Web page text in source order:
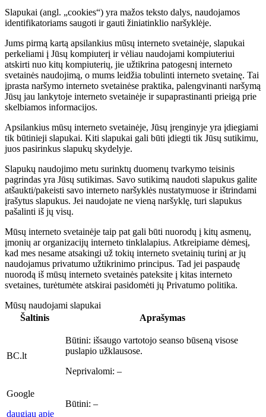
Slapukai (angl. „cookies“) yra mažos teksto dalys, naudojamos
identifikatoriams saugoti ir gauti žiniatinklio naršyklėje.
Jums pirmą kartą apsilankius mūsų interneto svetainėje, slapukai
perkeliami į Jūsų kompiuterį ir vėliau naudojami kompiuteriui
atskirti nuo kitų kompiuterių, jie užtikrina patogesnį interneto
svetainės naudojimą, o mums leidžia tobulinti interneto svetainę. Tai
įprasta naršymo interneto svetainėse praktika, palengvinanti naršymą
Jūsų jau lankytoje interneto svetainėje ir supaprastinanti prieigą prie
skelbiamos informacijos.
Apsilankius mūsų interneto svetainėje, Jūsų įrenginyje yra įdiegiami
tik būtinieji slapukai. Kiti slapukai gali būti įdiegti tik Jūsų sutikimu,
juos pasirinkus slapukų skydelyje.
Slapukų naudojimo metu surinktų duomenų tvarkymo teisinis
pagrindas yra Jūsų sutikimas. Savo sutikimą naudoti slapukus galite
atšaukti/pakeisti savo interneto naršyklės nustatymuose ir ištrindami
įrašytus slapukus. Jei naudojate ne vieną naršyklę, turi slapukus
pašalinti iš jų visų.
Mūsų interneto svetainėje taip pat gali būti nuorodų į kitų asmenų,
įmonių ar organizacijų interneto tinklalapius. Atkreipiame dėmesį,
kad mes nesame atsakingi už tokių interneto svetainių turinį ar jų
naudojamus privatumo užtikrinimo principus. Tad jei paspaudę
nuorodą iš mūsų interneto svetainės pateksite į kitas interneto
svetaines, turėtumėte atskirai pasidomėti jų Privatumo politika.
Mūsų naudojami slapukai
Šaltinis
Aprašymas
BC.lt
Būtini: išsaugo vartotojo seanso būseną visose
puslapio užklausose.
Neprivalomi: –
Google
daugiau apie
Būtini: –